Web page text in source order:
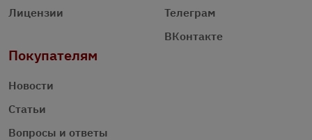
Лицензии
Телеграм
ВКонтакте
Покупателям
Новости
Статьи
Вопросы и ответы